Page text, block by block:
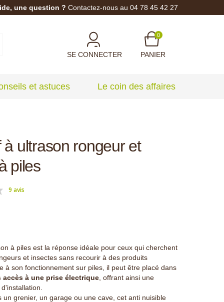
une question ? Contactez-nous au 04 78 45 42 27
SE CONNECTER PANIER
0
et astuces Le coin des affaires
à ultrason rongeur et
piles
9 avis
à piles est la réponse idéale pour ceux qui cherchent
et insectes sans recourir à des produits
à son fonctionnement sur piles, il peut être placé dans
accès à une prise électrique, offrant ainsi une
un grenier, un garage ou une cave, cet anti nuisible